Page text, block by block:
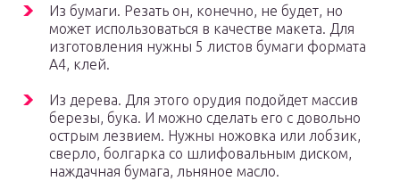
Из бумаги. Резать он, конечно, не будет, но
может использоваться в качестве макета. Для
изготовления нужны 5 листов бумаги формата
А4, клей.
Из дерева. Для этого орудия подойдет массив
березы, бука. И можно сделать его с довольно
острым лезвием. Нужны ножовка или лобзик,
сверло, болгарка со шлифовальным диском,
наждачная бумага, льняное масло.